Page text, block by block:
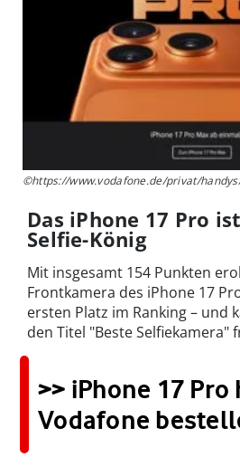
©https://www.vodafone.de/privat/
Das iPhone 17 Pro
Selfie-König
Mit insgesamt 154 Punkten
Frontkamera des iPhone 17
ersten Platz im Ranking – und
den Titel "Beste Selfiekamera"
>> iPhone 17 Pro
Vodafone